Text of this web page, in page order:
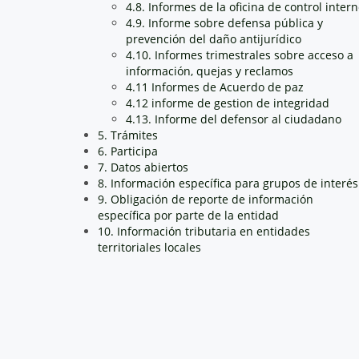
4.8. Informes de la oficina de control
4.9. Informe sobre defensa pública y
prevención del daño antijurídico
4.10. Informes trimestrales sobre acceso a
información, quejas y reclamos
4.11 Informes de Acuerdo de paz
4.12 informe de gestion de integridad
4.13. Informe del defensor al ciudadano
5. Trámites
6. Participa
7. Datos abiertos
8. Información específica para grupos de interés
9. Obligación de reporte de información
específica por parte de la entidad
10. Información tributaria en entidades
territoriales locales